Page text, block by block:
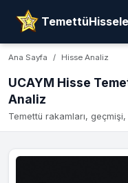
Ana Sayfa Hisse Analiz
UCAYM Hisse
Analiz
Temettü rakamları,